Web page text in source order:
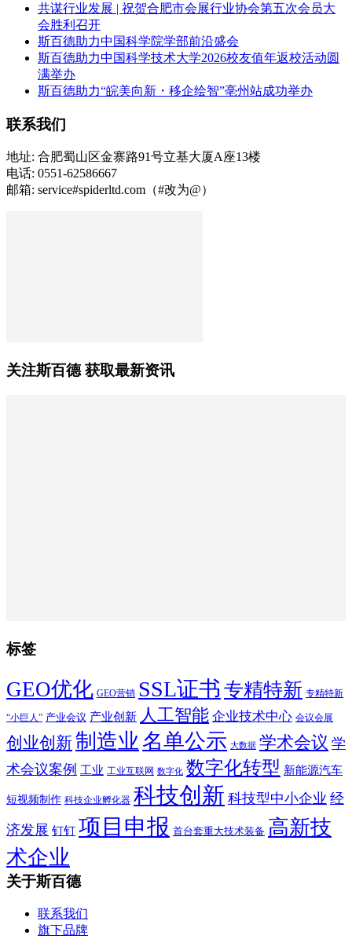
共谋行业发展 | 祝贺合肥市会展行业协会第五次会员大
会胜利召开
斯百德助力中国科学院学部前沿盛会
斯百德助力中国科学技术大学2026校友值年返校活动圆
满举办
斯百德助力“皖美向新・移企绘智”亳州站成功举办
联系我们
地址: 合肥蜀山区金寨路91号立基大厦A座13楼
电话: 0551-62586667
邮箱: service#spiderltd.com（#改为@）
关注斯百德 获取最新资讯
标签
GEO优化 GEO营销 SSL证书 专精特新 专精特新
“小巨人” 产业会议 产业创新 人工智能 企业技术中心 会议会展
创业创新制造业 名单公示 大数据 学术会议 学
术会议案例 工业 工业互联网 数字化 数字化转型 新能源汽车
短视频制作 科技企业孵化器 科技创新 科技型中小企业 经
济发展 钉钉 项目申报 首台套重大技术装备 高新技
术企业
关于斯百德
联系我们
旗下品牌